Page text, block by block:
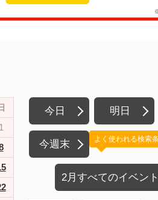
今日 明日
今週末
2月すべてのイベント
よく使われる検索